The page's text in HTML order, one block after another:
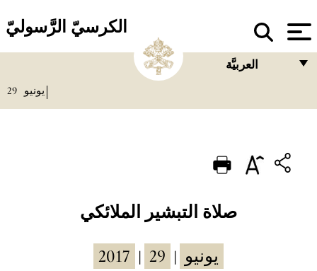
الكرسيّ الرَّسوليّ
العربيَّة
PORTUGUÊS
يونيو 29
صلاة التبشير الملائكي
2017 يونيو 29